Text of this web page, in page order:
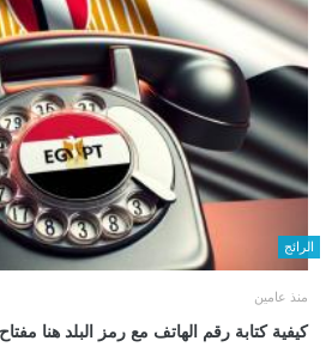
الرائج
منذ عامين
كيفية كتابة رقم الهاتف مع رمز البلد هنا